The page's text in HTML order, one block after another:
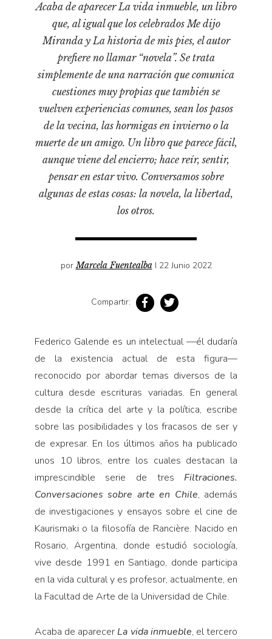
Pensamiento
Pensamiento ilustrado
Personaje
Personajes secundarios
Relecturas
Sociedad
Turismo accidental
Vidas paralelas
Voces y lecturas
Acaba de aparecer La vida inmueble, un libro
que, al igual que los celebrados Me dijo
Miranda y La historia de mis pies, el autor
prefiere no llamar “novela”. Se trata
simplemente de una narración que comunica
cuestiones muy propias que también se
vuelven experiencias comunes, sean los pasos
de la vecina, las hormigas en invierno o la
muerte de un amigo. Un libro que parece fácil,
aunque viene del encierro; hace reír, sentir,
pensar en estar vivo. Conversamos sobre
algunas de estas cosas: la novela, la libertad,
los otros.
porMarcela Fuentealba I 22 Junio 2022
Compartir:
Federico Galende es un intelectual —él dudaría
de la existencia actual de esta figura—
reconocido por abordar temas diversos de la
cultura desde escrituras variadas. En general
desde la crítica del arte y la política, escribe
sobre las posibilidades y los fracasos de ser y
de expresar. En los últimos años ha publicado
unos 10 libros, entre los cuales destacan la
imprescindible serie de tres Filtraciones.
Conversaciones sobre arte en Chile, además
de investigaciones y ensayos sobre el cine de
Kaurismaki o la filosofía de Rancière. Nacido en
Rosario, Argentina, donde estudió sociología,
vive desde 1991 en Santiago, donde participa
en la vida cultural y es profesor, actualmente, en
la Facultad de Arte de la Universidad de Chile.
Acaba de aparecer La vida inmueble, el tercero